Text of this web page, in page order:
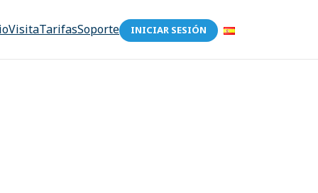
VisitaTarifasSoporte INICIAR SESIÓN